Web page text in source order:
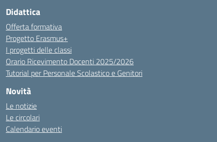
Didattica
Offerta formativa
Progetto Erasmus+
I progetti delle classi
Orario Ricevimento Docenti 2025/2026
Tutorial per Personale Scolastico e Genitori
Novità
Le notizie
Le circolari
Calendario eventi